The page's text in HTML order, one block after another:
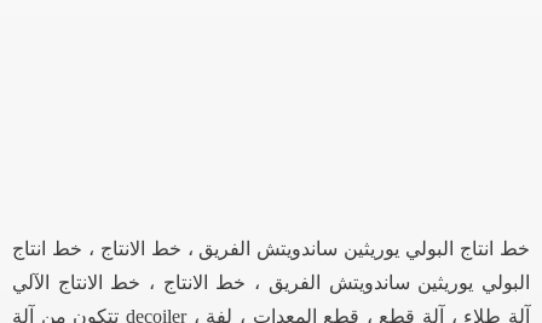
خط انتاج البولي يوريثين ساندويتش الفريق ، خط الانتاج ، خط انتاج
البولي يوريثين ساندويتش الفريق ، خط الانتاج ، خط الانتاج الآلي
تتكون من آلة decoiler ، آلة طلاء ، آلة قطع ، قطع المعدات ، لفة